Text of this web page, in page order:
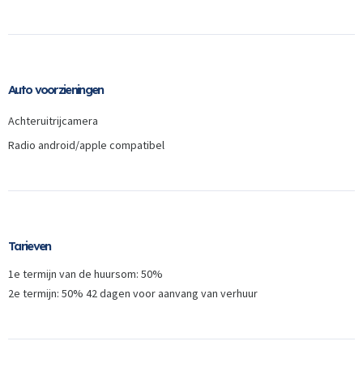
Auto voorzieningen
Achteruitrijcamera
Radio android/apple compatibel
Tarieven
1e termijn van de huursom: 50%
2e termijn: 50% 42 dagen voor aanvang van verhuur
Wachtwoord Wachtwoord vergeten